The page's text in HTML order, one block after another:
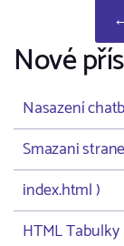
Nové
Nasazení
Smazani
index.html )
HTML Tabulky